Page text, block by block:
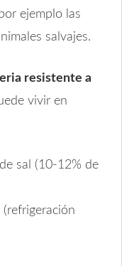
ejemplo las
salvajes.
resistente a
vivir en
sal (10-12% de